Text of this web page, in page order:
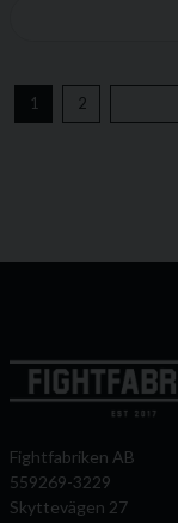
1 2
Fightfabriken AB
559269-3229
Skyttevägen 27